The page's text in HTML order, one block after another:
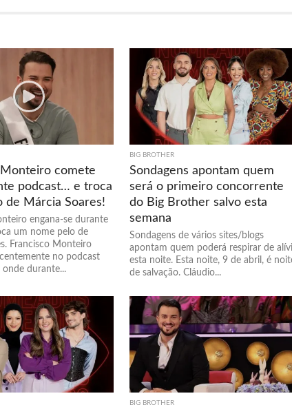
Monteiro comete
podcast… e troca
de Márcia Soares!
engana-se durante
um nome pelo de
Francisco Monteiro
no podcast
onde durante...
BIG BROTHER
Sondagens apontam quem
será o primeiro concorrente
do Big Brother salvo esta
semana
Sondagens de vários sites/blogs
apontam quem poderá respirar de
esta noite. Esta noite, 9 de abril, é
de salvação. Cláudio...
BIG BROTHER